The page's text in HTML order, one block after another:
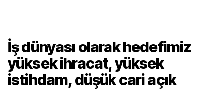
İş dünyası olarak hedefimiz
yüksek ihracat, yüksek
istihdam, düşük cari açık